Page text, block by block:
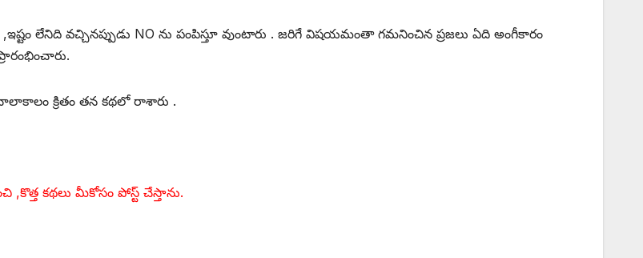
లేనిది వచ్చినప్పుడు NO ను పంపిస్తూ వుంటారు . జరిగే విషయమంతా గమనించిన ప్రజలు ఏది అంగీకారం
క్రితం తన కథలో రాశారు .
కథలు మీకోసం పోస్ట్ చేస్తాను.